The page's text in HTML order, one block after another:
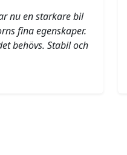
nu en starkare bil
fina egenskaper.
behövs. Stabil och